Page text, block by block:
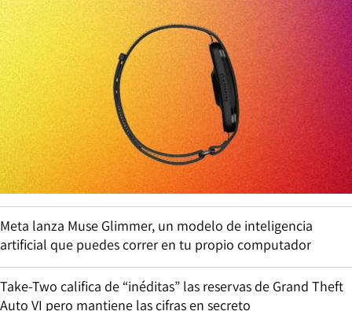
Meta lanza Muse Glimmer, un modelo de inteligencia
artificial que puedes correr en tu propio computador
Take-Two califica de “inéditas” las reservas de Grand Theft
Auto VI pero mantiene las cifras en secreto